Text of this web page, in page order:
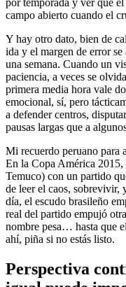
por temporada y ver que
campo abierto cuando el
Y hay otro dato, bien de
ida y el margen de error
una semana. Cuando un
paciencia, a veces se
primera media hora vale
emocional, sí, pero
a defender centros,
pausas largas que a
Mi recuerdo peruano para
En la Copa América
Temuco) con un partido
de leer el caos, sobrevivir,
día, el escudo brasileño
real del partido empujó
nombre pesa… hasta que
ahí, piña si no estás listo.
Perspectiva